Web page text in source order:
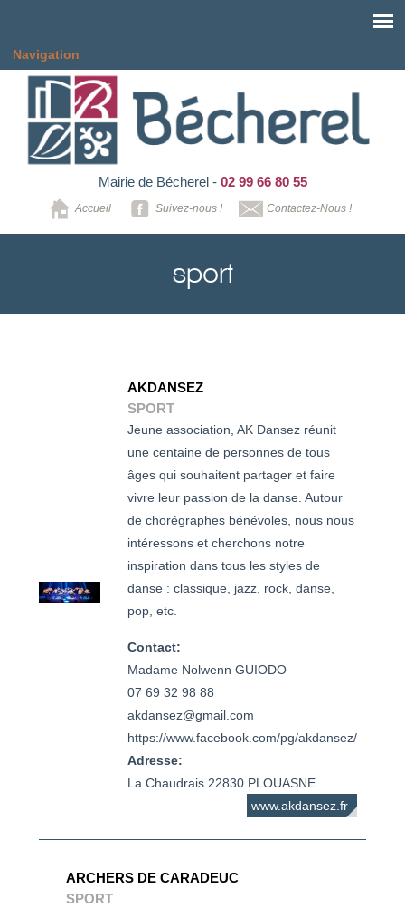
Navigation
Mairie de Bécherel - 02 99 66 80 55
Accueil Suivez-nous ! Contactez-Nous !
sport
AKDANSEZ
SPORT
Jeune association, AK Dansez réunit
une centaine de personnes de tous
âges qui souhaitent partager et faire
vivre leur passion de la danse. Autour
de chorégraphes bénévoles, nous nous
intéressons et cherchons notre
inspiration dans tous les styles de
danse : classique, jazz, rock, danse,
pop, etc.
Contact:
Madame Nolwenn GUIODO
07 69 32 98 88
akdansez@gmail.com
https://www.facebook.com/pg/akdansez/
Adresse:
La Chaudrais 22830 PLOUASNE
www.akdansez.fr
ARCHERS DE CARADEUC
SPORT